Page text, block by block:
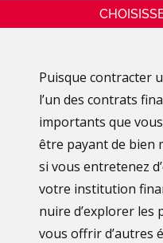
Puisque contracter
l’un des contrats
importants que
être payant de bien
si vous entretenez
votre institution
nuire d’explorer les
vous offrir d’autres